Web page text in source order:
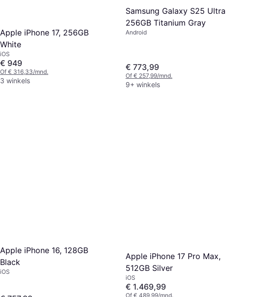
Apple iPhone 17, 256GB
White
iOS
€ 949
Of € 316,33/mnd.
3 winkels
Samsung Galaxy S25 Ultra
256GB Titanium Gray
Android
€ 773,99
Of € 257,99/mnd.
9+ winkels
Apple iPhone 16, 128GB
Black
iOS
Apple iPhone 17 Pro Max,
512GB Silver
iOS
€ 1.469,99
Of € 489,99/mnd.